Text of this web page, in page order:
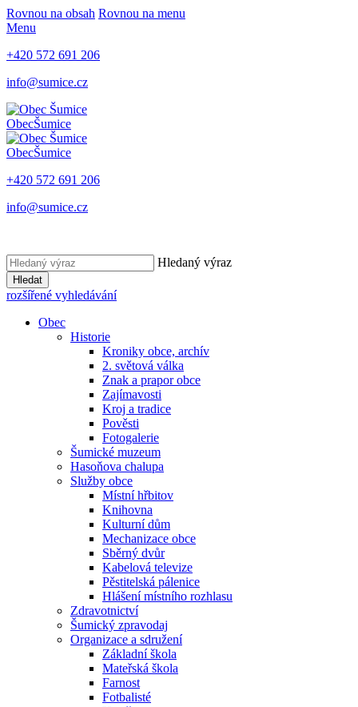
Rovnou na obsah Rovnou na menu
Menu
+420 572 691 206
info@sumice.cz
ObecŠumice
ObecŠumice
+420 572 691 206
info@sumice.cz
Hledaný výraz
Hledat
rozšířené vyhledávání
Obec
Historie
Kroniky obce, archív
2. světová válka
Znak a prapor obce
Zajímavosti
Kroj a tradice
Pověsti
Fotogalerie
Šumické muzeum
Hasoňova chalupa
Služby obce
Místní hřbitov
Knihovna
Kulturní dům
Mechanizace obce
Sběrný dvůr
Kabelová televize
Pěstitelská pálenice
Hlášení místního rozhlasu
Zdravotnictví
Šumický zpravodaj
Organizace a sdružení
Základní škola
Mateřská škola
Farnost
Fotbalisté